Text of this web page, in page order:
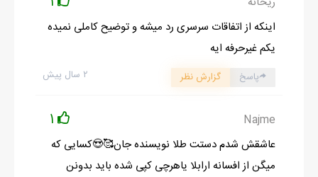
اینکه از اتفاقات سرسری رد میشه و توضیح کاملی نمیده
یکم غیرحرفه ایه
۲ سال پیش پاسخ گزارش نظر
Najme
1
عاشقش شدم دستت طلا نویسنده جان🥰😍کسایی که
میگن از افسانه ارابلا یاهرچی کپی شده باید بدونن